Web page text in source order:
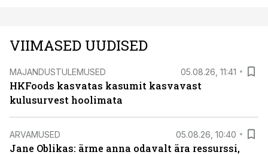
VIIMASED UUDISED
MAJANDUSTULEMUSED 05.08.26, 11:41
HKFoods kasvatas kasumit kasvavast
kulusurvest hoolimata
ARVAMUSED 05.08.26, 10:40
Jane Oblikas: ärme anna odavalt ära ressurssi,